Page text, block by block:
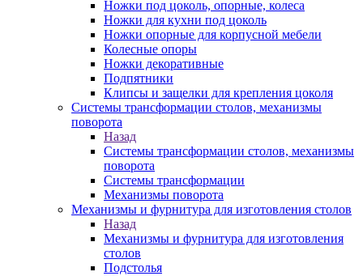
Ножки под цоколь, опорные, колеса
Ножки для кухни под цоколь
Ножки опорные для корпусной мебели
Колесные опоры
Ножки декоративные
Подпятники
Клипсы и защелки для крепления цоколя
Системы трансформации столов, механизмы
поворота
Назад
Системы трансформации столов, механизмы
поворота
Системы трансформации
Механизмы поворота
Механизмы и фурнитура для изготовления столов
Назад
Механизмы и фурнитура для изготовления
столов
Подстолья